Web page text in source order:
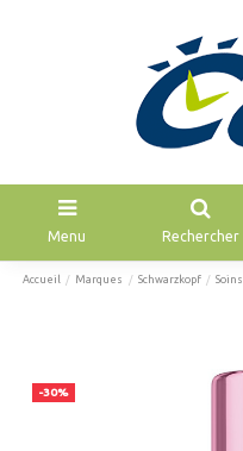
Menu Rechercher
Accueil Marques Schwarzkopf Soins
-30%